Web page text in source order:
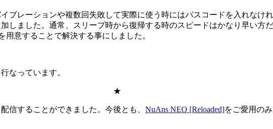
ブレーションや複数回失敗して実際に使う時にはパスコードを入れなけ
しました。通常、スリープ時から復帰する時のスピードはかなり早い方
意することで解決する事にしました。
なっています。
★
信することができました。今後とも、 NuAns NEO [Reloaded]をご愛用の